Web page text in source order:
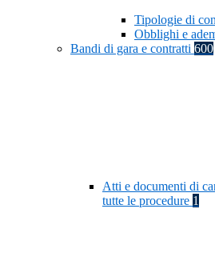
Tipologie di
Obblighi e
Bandi di gara e contratti 600
Atti e documenti di
tutte le procedure 1